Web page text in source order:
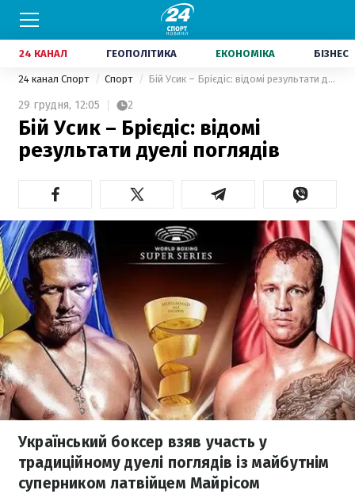
24 КАНАЛ ГЕОПОЛІТИКА ЕКОНОМІКА БІЗНЕС
24 канал Спорт Спорт Бій Усик – Брієдіс: відомі результати дуелі поглядів
29 грудня, 12:05 2
Бій Усик – Брієдіс: відомі
результати дуелі поглядів
Український боксер взяв участь у
традиційному дуелі поглядів із майбутнім
суперником латвійцем Майрісом